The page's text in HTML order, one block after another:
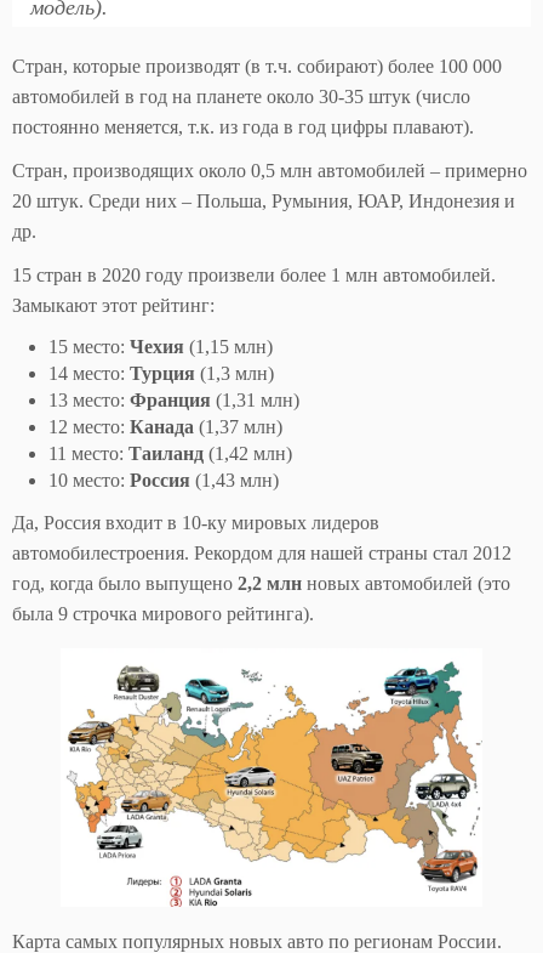
модель).
Стран, которые производят (в т.ч. собирают) более 100 000
автомобилей в год на планете около 30-35 штук (число
постоянно меняется, т.к. из года в год цифры плавают).
Стран, производящих около 0,5 млн автомобилей – примерно
20 штук. Среди них – Польша, Румыния, ЮАР, Индонезия и
др.
15 стран в 2020 году произвели более 1 млн автомобилей.
Замыкают этот рейтинг:
15 место: Чехия (1,15 млн)
14 место: Турция (1,3 млн)
13 место: Франция (1,31 млн)
12 место: Канада (1,37 млн)
11 место: Таиланд (1,42 млн)
10 место: Россия (1,43 млн)
Да, Россия входит в 10-ку мировых лидеров
автомобилестроения. Рекордом для нашей страны стал 2012
год, когда было выпущено 2,2 млн новых автомобилей (это
была 9 строчка мирового рейтинга).
Карта самых популярных новых авто по регионам России.